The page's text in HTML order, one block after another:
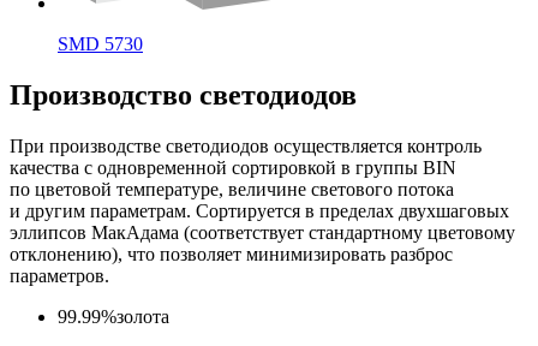
SMD 5730
Производство светодиодов
При производстве светодиодов осуществляется контроль
качества с одновременной сортировкой в группы BIN
по цветовой температуре, величине светового потока
и другим параметрам. Сортируется в пределах двухшаговых
эллипсов МакАдама (соответствует стандартному цветовому
отклонению), что позволяет минимизировать разброс
параметров.
99.99%золота